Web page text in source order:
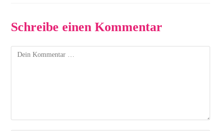
Schreibe einen Kommentar